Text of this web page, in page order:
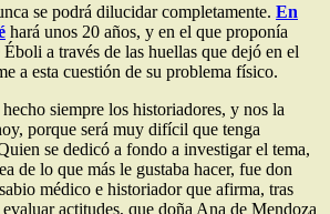
se podrá dilucidar completamente. En
hará unos 20 años, y en el que proponía
a través de las huellas que dejó en el
a esta cuestión de su problema físico.
siempre los historiadores, y nos la
porque será muy difícil que tenga
se dedicó a fondo a investigar el tema,
de lo que más le gustaba hacer, fue don
médico e historiador que afirma, tras
actitudes, que doña Ana de Mendoza